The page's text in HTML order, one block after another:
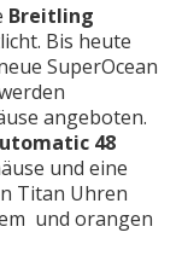
Breitling
Bis heute
SuperOcean
angeboten.
48
und eine
Titan Uhren
und orangen